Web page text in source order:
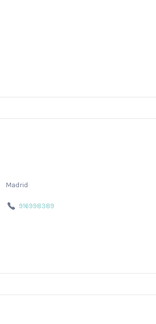
Madrid
916998389